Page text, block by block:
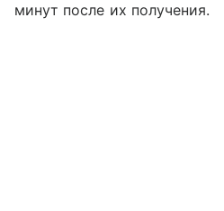
минут после их получения.